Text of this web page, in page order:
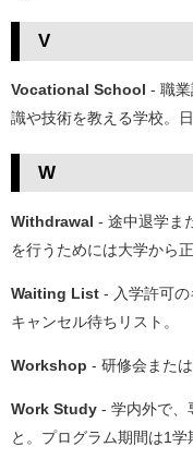
V
Vocational School
- 職
識や技術を教える学校。
W
Withdrawal - 途中退学ま
を行うためには大学から
Waiting List - 入学許可
キャンセル待ちリスト。
Workshop - 研修会または
Work Study - 学内外で、
と。プログラム期間は1学